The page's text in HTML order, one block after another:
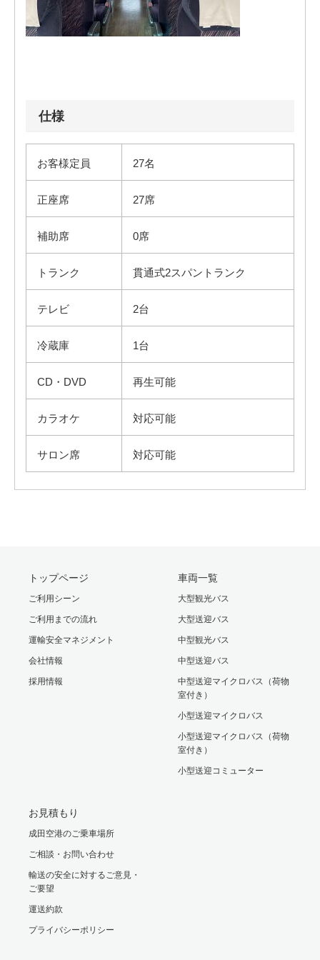
仕様
お客様定員 27名
正座席 27席
補助席 0席
トランク 貫通式2スパントランク
テレビ 2台
冷蔵庫 1台
CD・DVD 再生可能
カラオケ 対応可能
サロン席 対応可能
トップページ
ご利用シーン
ご利用までの流れ
運輸安全マネジメント
会社情報
採用情報
車両一覧
大型観光バス
大型送迎バス
中型観光バス
中型送迎バス
中型送迎マイクロバス（荷物
室付き）
小型送迎マイクロバス
小型送迎マイクロバス（荷物
室付き）
小型送迎コミューター
お見積もり
成田空港のご乗車場所
ご相談・お問い合わせ
輸送の安全に対するご意見・
ご要望
運送約款
プライバシーポリシー